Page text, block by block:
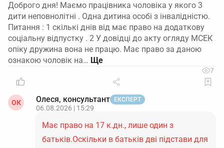
Доброго дня! Маємо працівника чоловіка у якого 3
дити неповнолітні . Одна дитина особі з інвалідністю.
Питання : 1 скількі днів від має право на додаткову
соціальну відпустку . 2 У довідці до акту огляду МСЕК
опіку дружина вона не працю. Має право за даною
ознакою чоловік на…
7
ОК Олеся, консультант ЕКСПЕРТ
06.08.2026 | 15:29
Має право на 17 к.дн., лише один з
батьків.Оскільки в батьків дві підстави для